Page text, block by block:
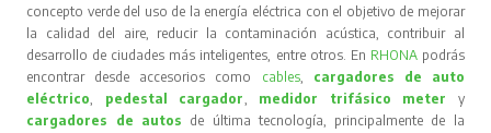
concepto verde del uso de la energía eléctrica con el objetivo de mejorar
la calidad del aire, reducir la contaminación acústica, contribuir al
desarrollo de ciudades más inteligentes, entre otros. En RHONA podrás
encontrar desde accesorios como cables, cargadores de auto
eléctrico, pedestal cargador, medidor trifásico meter
y
cargadores de autos de última tecnología, principalmente de la